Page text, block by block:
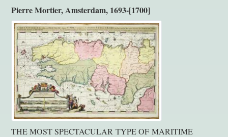
Pierre Mortier, Amsterdam, 1693-[1700]
THE MOST SPECTACULAR TYPE OF MARITIME